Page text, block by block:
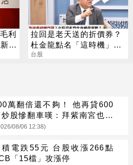
利
拉回是老天送的折價券？
杜金龍點名「這時機」：
台股衝6萬
台股
萬翻倍還不夠！ 他再貸600
股慘翻車嘆：拜紫南宮也沒
08/06 12:38)
積電跌55元 台股收漲266點
「15檔」攻漲停